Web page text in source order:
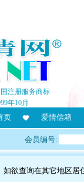
注册服务商标
年10月
页 爱情信箱
会员编号:
如欲查询在其它地区居